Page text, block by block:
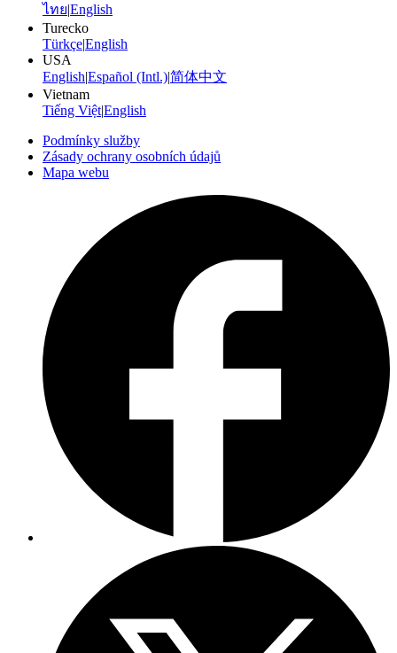
ไทย|English
Turecko
Türkçe|English
USA
English|Español (Intl.)|简体中文
Vietnam
Tiếng Việt|English
Podmínky služby
Zásady ochrany osobních údajů
Mapa webu